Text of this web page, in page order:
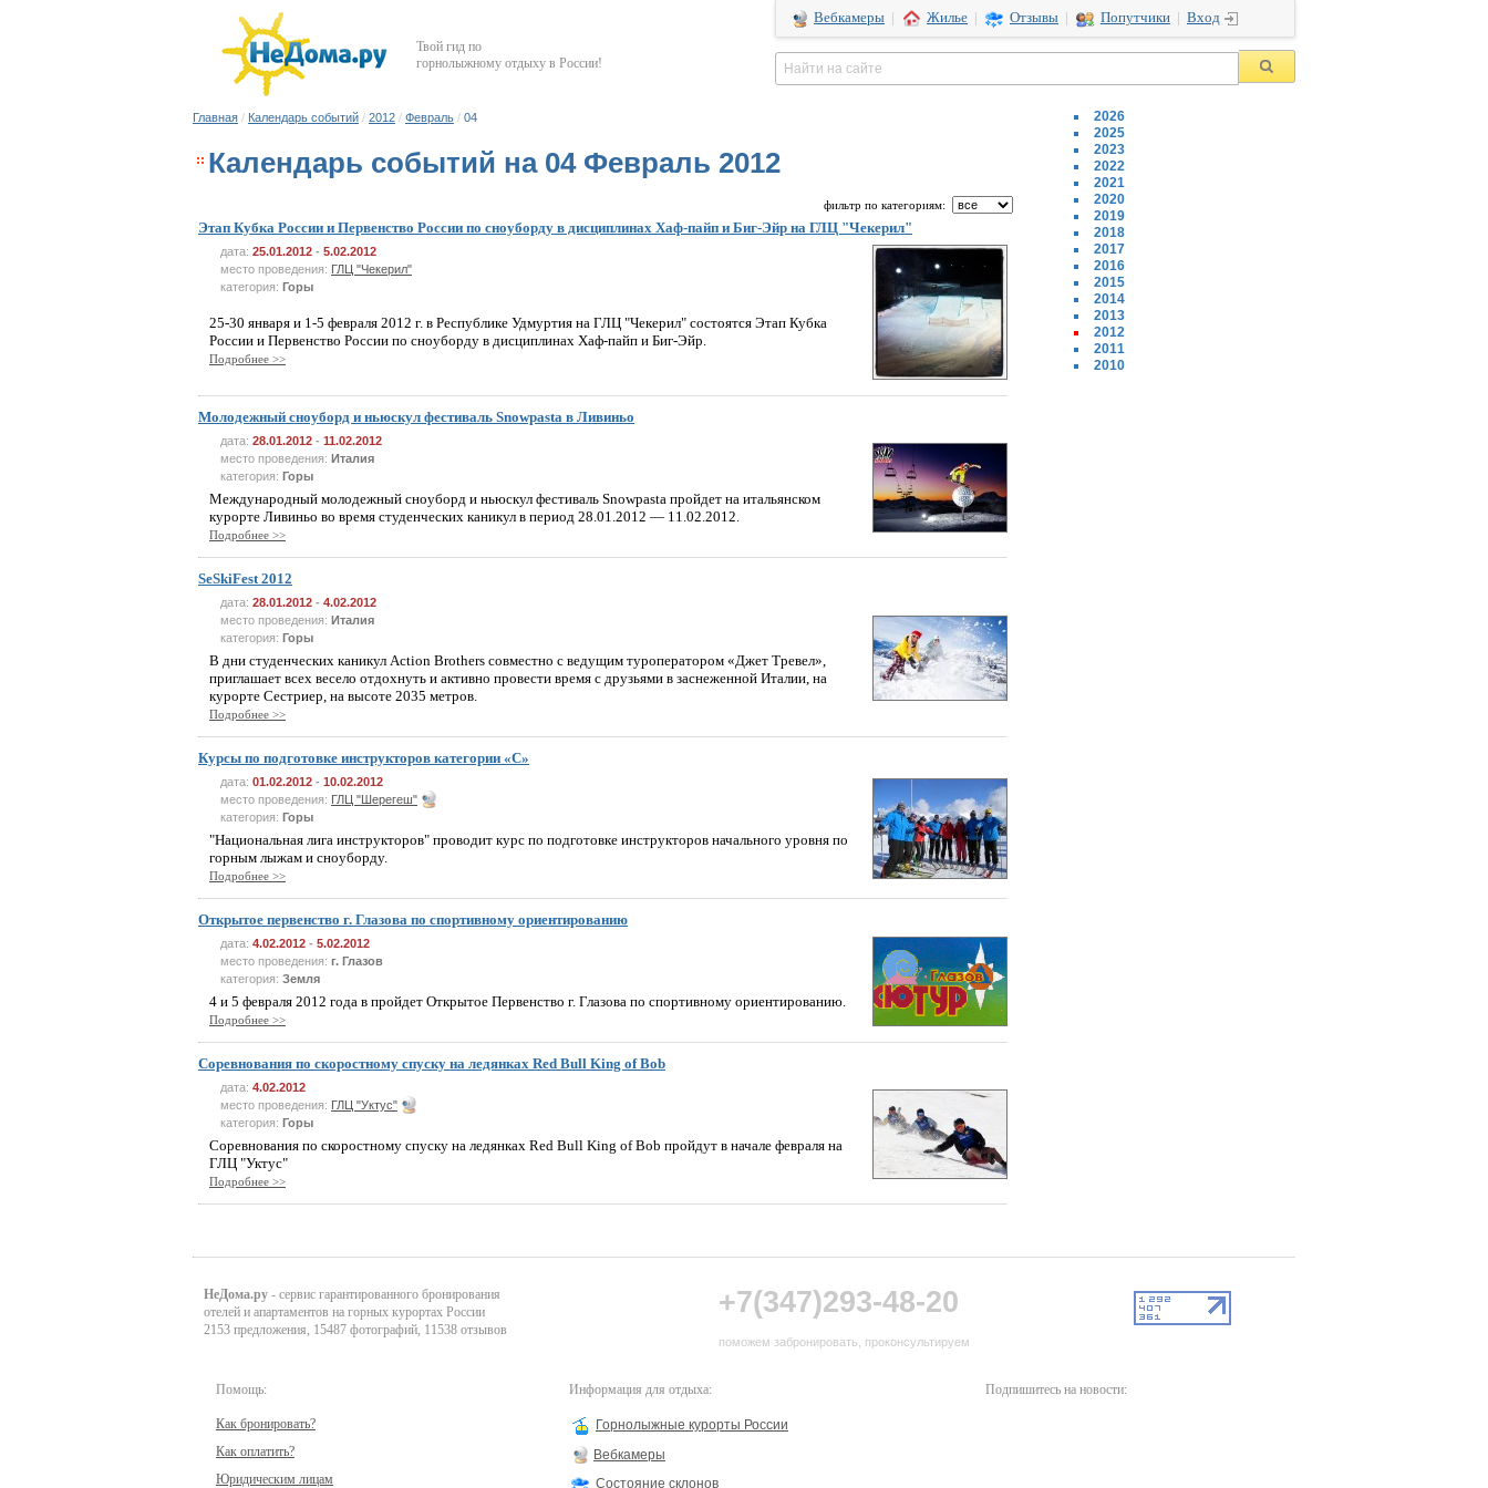
Твой гид по
горнолыжному отдыху в России!
Вебкамеры Жилье Отзывы Попутчики Вход
Главная / Календарь событий / 2012 / Февраль / 04
Календарь событий на 04 Февраль 2012
фильтр по категориям:
Этап Кубка России и Первенство России по сноуборду в дисциплинах Хаф-пайп и Биг-Эйр на ГЛЦ "Чекерил"
дата: 25.01.2012 - 5.02.2012
место проведения: ГЛЦ "Чекерил"
категория: Горы
25-30 января и 1-5 февраля 2012 г. в Республике Удмуртия на ГЛЦ "Чекерил" состоятся Этап Кубка
России и Первенство России по сноуборду в дисциплинах Хаф-пайп и Биг-Эйр.
Подробнее >>
Молодежный сноуборд и ньюскул фестиваль Snowpasta в Ливиньо
дата: 28.01.2012 - 11.02.2012
место проведения: Италия
категория: Горы
Международный молодежный сноуборд и ньюскул фестиваль Snowpasta пройдет на итальянском
курорте Ливиньо во время студенческих каникул в период 28.01.2012 — 11.02.2012.
Подробнее >>
SeSkiFest 2012
дата: 28.01.2012 - 4.02.2012
место проведения: Италия
категория: Горы
В дни студенческих каникул Action Brothers совместно с ведущим туроператором «Джет Тревел»,
приглашает всех весело отдохнуть и активно провести время с друзьями в заснеженной Италии, на
курорте Сестриер, на высоте 2035 метров.
Подробнее >>
Курсы по подготовке инструкторов категории «C»
дата: 01.02.2012 - 10.02.2012
место проведения: ГЛЦ "Шерегеш"
категория: Горы
"Национальная лига инструкторов" проводит курс по подготовке инструкторов начального уровня по
горным лыжам и сноуборду.
Подробнее >>
Открытое первенство г. Глазова по спортивному ориентированию
дата: 4.02.2012 - 5.02.2012
место проведения: г. Глазов
категория: Земля
4 и 5 февраля 2012 года в пройдет Открытое Первенство г. Глазова по спортивному ориентированию.
Подробнее >>
Соревнования по скоростному спуску на ледянках Red Bull King of Bob
дата: 4.02.2012
место проведения: ГЛЦ "Уктус"
категория: Горы
Соревнования по скоростному спуску на ледянках Red Bull King of Bob пройдут в начале февраля на
ГЛЦ "Уктус"
Подробнее >>
2026
2025
2023
2022
2021
2020
2019
2018
2017
2016
2015
2014
2013
2012
2011
2010
НеДома.ру - сервис гарантированного бронирования
отелей и апартаментов на горных курортах России
2153 предложения, 15487 фотографий, 11538 отзывов
+7(347)293-48-20
поможем забронировать, проконсультируем
Помощь:
Как бронировать?
Как оплатить?
Юридическим лицам
Информация для отдыха:
Горнолыжные курорты России
Вебкамеры
Состояние склонов
Подпишитесь на новости: